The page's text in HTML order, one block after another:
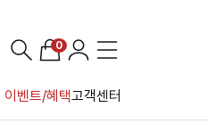
이벤트/혜택고객센터
0